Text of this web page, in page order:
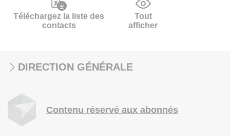
Téléchargez la liste des
contacts
Tout
afficher
DIRECTION GÉNÉRALE
Contenu réservé aux abonnés